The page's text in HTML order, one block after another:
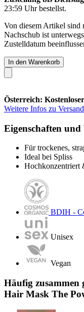
23:59 Uhrbestellst.
Von diesem Artikel sind
Nachschub ist
Zustelldatum
In den Warenkorb
Österreich:
Weitere Infos zu
Eigenschaften und
Für trockenes,
Ideal bei Spliss
Hochkonzentriert
BDIH -
Unisex
Vegan
Häufig
Hair Mask The